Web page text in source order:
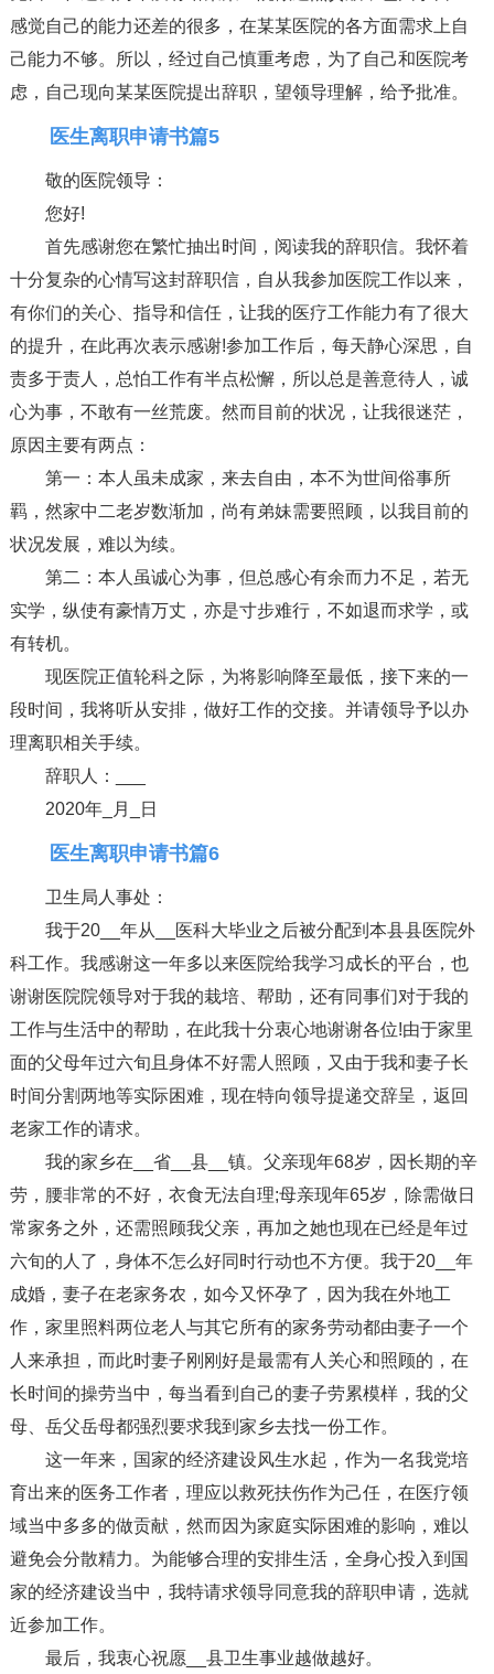
感觉自己的能力还差的很多，在某某医院的各方面需求上自
己能力不够。所以，经过自己慎重考虑，为了自己和医院考
虑，自己现向某某医院提出辞职，望领导理解，给予批准。
医生离职申请书篇5
敬的医院领导：
您好!
首先感谢您在繁忙抽出时间，阅读我的辞职信。我怀着
十分复杂的心情写这封辞职信，自从我参加医院工作以来，
有你们的关心、指导和信任，让我的医疗工作能力有了很大
的提升，在此再次表示感谢!参加工作后，每天静心深思，自
责多于责人，总怕工作有半点松懈，所以总是善意待人，诚
心为事，不敢有一丝荒废。然而目前的状况，让我很迷茫，
原因主要有两点：
第一：本人虽未成家，来去自由，本不为世间俗事所
羁，然家中二老岁数渐加，尚有弟妹需要照顾，以我目前的
状况发展，难以为续。
第二：本人虽诚心为事，但总感心有余而力不足，若无
实学，纵使有豪情万丈，亦是寸步难行，不如退而求学，或
有转机。
现医院正值轮科之际，为将影响降至最低，接下来的一
段时间，我将听从安排，做好工作的交接。并请领导予以办
理离职相关手续。
辞职人：___
2020年_月_日
医生离职申请书篇6
卫生局人事处：
我于20__年从__医科大毕业之后被分配到本县县医院外
科工作。我感谢这一年多以来医院给我学习成长的平台，也
谢谢医院院领导对于我的栽培、帮助，还有同事们对于我的
工作与生活中的帮助，在此我十分衷心地谢谢各位!由于家里
面的父母年过六旬且身体不好需人照顾，又由于我和妻子长
时间分割两地等实际困难，现在特向领导提递交辞呈，返回
老家工作的请求。
我的家乡在__省__县__镇。父亲现年68岁，因长期的辛
劳，腰非常的不好，衣食无法自理;母亲现年65岁，除需做日
常家务之外，还需照顾我父亲，再加之她也现在已经是年过
六旬的人了，身体不怎么好同时行动也不方便。我于20__年
成婚，妻子在老家务农，如今又怀孕了，因为我在外地工
作，家里照料两位老人与其它所有的家务劳动都由妻子一个
人来承担，而此时妻子刚刚好是最需有人关心和照顾的，在
长时间的操劳当中，每当看到自己的妻子劳累模样，我的父
母、岳父岳母都强烈要求我到家乡去找一份工作。
这一年来，国家的经济建设风生水起，作为一名我党培
育出来的医务工作者，理应以救死扶伤作为己任，在医疗领
域当中多多的做贡献，然而因为家庭实际困难的影响，难以
避免会分散精力。为能够合理的安排生活，全身心投入到国
家的经济建设当中，我特请求领导同意我的辞职申请，选就
近参加工作。
最后，我衷心祝愿__县卫生事业越做越好。